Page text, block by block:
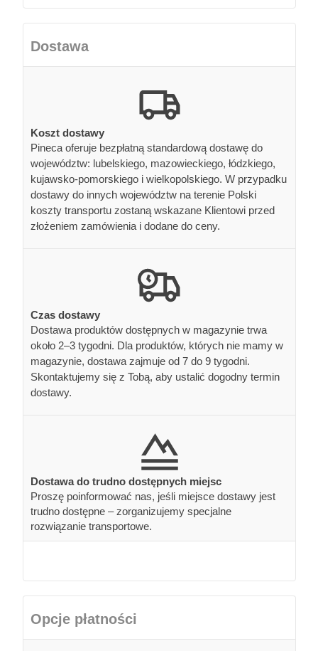
Dostawa
Koszt dostawy
Pineca oferuje bezpłatną standardową dostawę do
województw: lubelskiego, mazowieckiego, łódzkiego,
kujawsko-pomorskiego i wielkopolskiego. W przypadku
dostawy do innych województw na terenie Polski
koszty transportu zostaną wskazane Klientowi przed
złożeniem zamówienia i dodane do ceny.
Czas dostawy
Dostawa produktów dostępnych w magazynie trwa
około 2–3 tygodni. Dla produktów, których nie mamy w
magazynie, dostawa zajmuje od 7 do 9 tygodni.
Skontaktujemy się z Tobą, aby ustalić dogodny termin
dostawy.
Dostawa do trudno dostępnych miejsc
Proszę poinformować nas, jeśli miejsce dostawy jest
trudno dostępne – zorganizujemy specjalne
rozwiązanie transportowe.
Opcje płatności